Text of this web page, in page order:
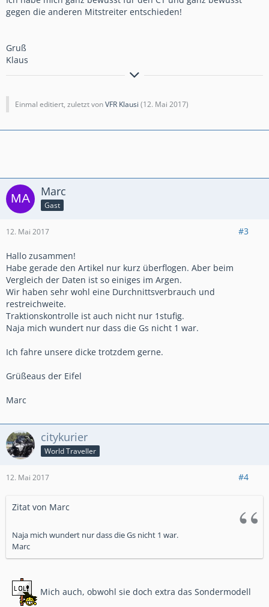
gegen die anderen Mitstreiter entschieden!
Gruß
Klaus
Einmal editiert, zuletzt vonVFR Klausi (12. Mai 2017)
Marc
Gast
12. Mai 2017 #3
Hallo zusammen!
Habe gerade den Artikel nur kurz überflogen. Aber beim
Vergleich der Daten ist so einiges im Argen.
Wir haben sehr wohl eine Durchnittsverbrauch und
restreichweite.
Traktionskontrolle ist auch nicht nur 1stufig.
Naja mich wundert nur dass die Gs nicht 1 war.
Ich fahre unsere dicke trotzdem gerne.
Grüßeaus der Eifel
Marc
citykurier
World Traveller
12. Mai 2017 #4
Zitat von Marc
Naja mich wundert nur dass die Gs nicht 1 war.
Marc
Mich auch, obwohl sie doch extra das Sondermodell